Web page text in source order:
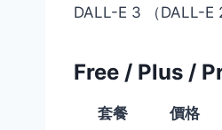
DALL-E 3 （DALL-E
Free / Plus /
套餐 價格